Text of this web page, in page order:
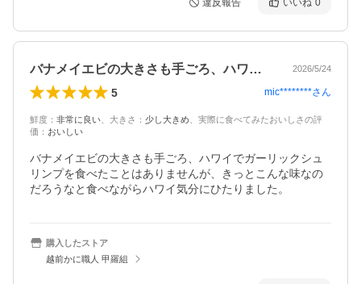
違反報告 いいね 0
バナメイエビの大きさも手ごろ、ハワイで… 2026/5/24
5 mic********さん
鮮度 ： 非常に良い 大きさ ： 少し大きめ
実際に食べてみたおいしさの評
価 ： おいしい
バナメイエビの大きさも手ごろ、ハワイでガーリックシュ
リンプを食べたことはありませんが、きっとこんな味なの
だろうなと食べながらハワイ気分にひたりました。
購入したストア
越前かに職人 甲羅組